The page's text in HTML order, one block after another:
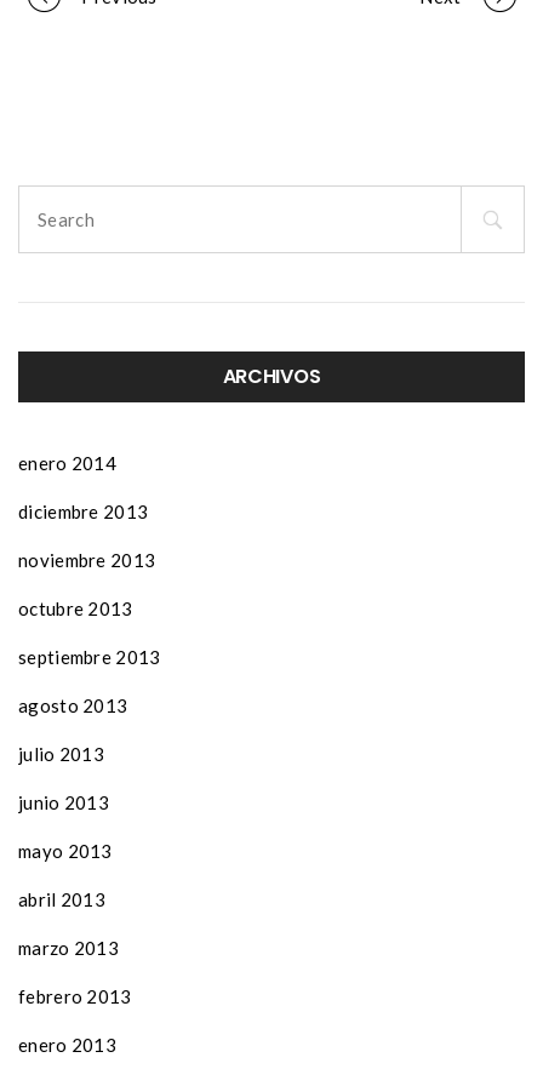
for:
ARCHIVOS
enero 2014
diciembre 2013
noviembre 2013
octubre 2013
septiembre 2013
agosto 2013
julio 2013
junio 2013
mayo 2013
abril 2013
marzo 2013
febrero 2013
enero 2013